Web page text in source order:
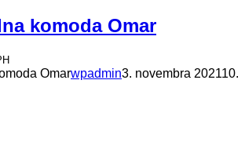
komoda Omar
Omarwpadmin3. novembra 202110.